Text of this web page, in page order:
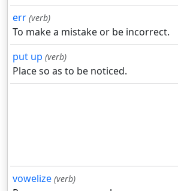
err (verb)
To make a mistake or be incorrect.
put up (verb)
Place so as to be noticed.
vowelize (verb)